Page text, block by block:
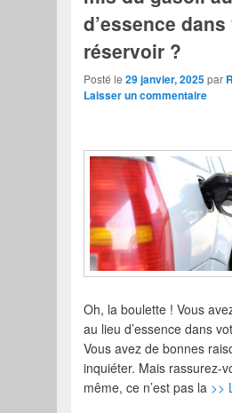
d’essence
réservoir ?
Posté le29 janvier, 2025par
Laisser un commentaire
Oh, la boulette ! Vous
au lieu d’essence dans
Vous avez de bonnes
inquiéter. Mais rassurez-
même, ce n’est pas la >>